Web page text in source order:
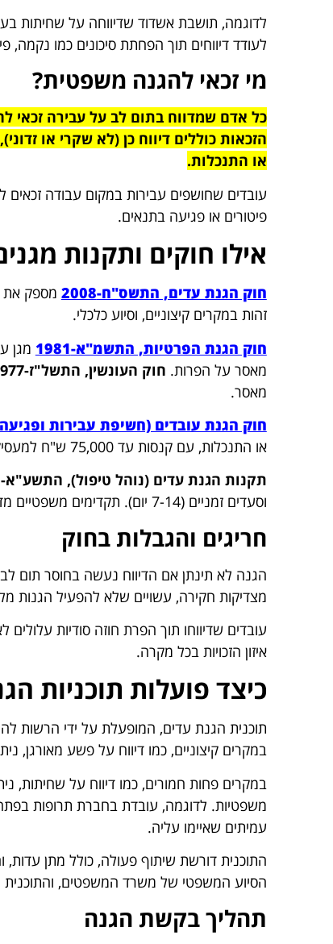
לדוגמה, תושבת אשדוד שדיווחה על שחיתות
לעודד דיווחים תוך הפחתת סיכונים כמו נקמה,
מי זכאי להגנה משפטית?
כל אדם שמדווח בתום לב על עבירה זכאי
הזכאות כוללים דיווח כן (לא שקרי או
או התנכלות.
עובדים שחושפים עבירות במקום עבודה
פיטורים או פגיעה בתנאים.
אילו חוקים ותקנות
חוק הגנת עדים, התשס"ח-2008
מספק את
זהות במקרים קיצוניים, וסיוע כלכלי.
חוק הגנת הפרטיות, התשמ"א-1981
מאסר על הפרות. חוק העונשין, התשל"ז-1977
מאסר.
חוק הגנת עובדים (חשיפת עבירות ופגיעה
או התנכלות, עם קנסות עד 75,000 ש"ח למעסיקים מפרים.
תקנות הגנת עדים (נוהל טיפול), התשע"א-2011
וסעדים זמניים (7-14 יום). תקדימים משפטיים מדגישים את מחויבות בתי המשפט להגן על מדווחים.
חריגים והגבלות בחוק
הגנה לא תינתן אם הדיווח נעשה בחוסר תום לב,
מצדיקות חקירה, עשויים שלא להפעיל הגנות
עובדים שדיווחו תוך הפרת חוזה סודיות
איזון הזכויות בכל מקרה.
כיצד פועלות תוכניות
תוכנית הגנת עדים, המופעלת על ידי הרשות
במקרים קיצוניים, כמו דיווח על פשע מאורגן,
במקרים פחות חמורים, כמו דיווח על שחיתות,
משפטיות. לדוגמה, עובדת בחברת תרופות
עמיתים שאיימו עליה.
הסיוע המשפטי של משרד המשפטים, והתוכנית
תהליך בקשת הגנה